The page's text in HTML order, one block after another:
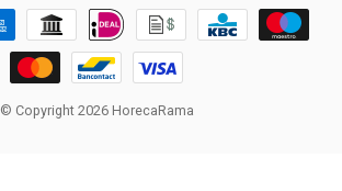
© Copyright 2026 HorecaRama